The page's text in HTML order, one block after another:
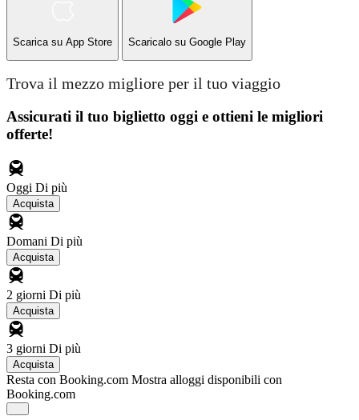
Scarica su App Store Scaricalo su Google Play
Trova il mezzo migliore per il tuo viaggio
Assicurati il ​​tuo biglietto oggi e ottieni le migliori
offerte!
Oggi Di più
Acquista
Domani Di più
Acquista
2 giorni Di più
Acquista
3 giorni Di più
Acquista
Resta con Booking.com Mostra alloggi disponibili con
Booking.com